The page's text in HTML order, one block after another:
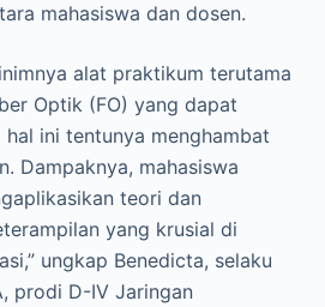
mahasiswa dan dosen.
alat praktikum terutama
Optik (FO) yang dapat
ini tentunya menghambat
Dampaknya, mahasiswa
teori dan
yang krusial di
ungkap Benedicta, selaku
prodi D-IV Jaringan